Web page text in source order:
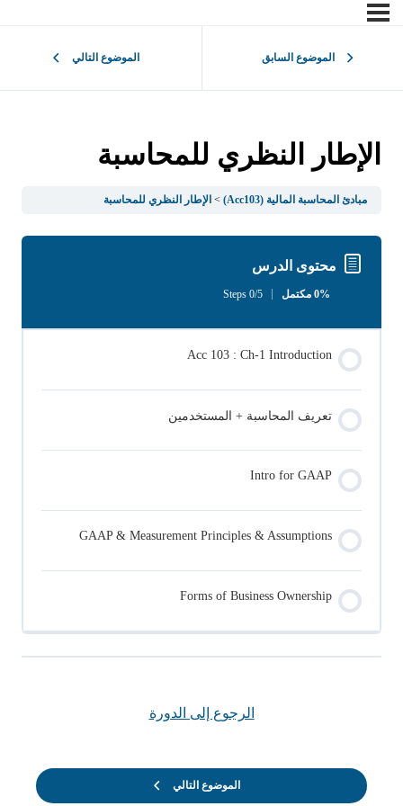
الموضوع السابق الموضوع التالي
الإطار النظري للمحاسبة
مبادئ المحاسبة المالية (Acc103) الإطار النظري للمحاسبة
محتوى الدرس
0% مكتمل 0/5 Steps
Acc 103 : Ch-1 Introduction
تعريف المحاسبة + المستخدمين
Intro for GAAP
GAAP & Measurement Principles & Assumptions
Forms of Business Ownership
الرجوع إلى الدورة
الموضوع التالي